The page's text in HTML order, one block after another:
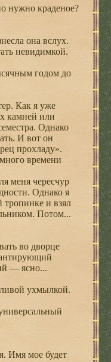
нужно краденое?
она вслух.
невидимкой.
годом до
Как я уже
камней или
Однако
И вот он
прохладу».
времени
меня чересчур
Однако я
тропинке и взял
Потом...
во дворце
— ясно...
ухмылкой.
Имя мое будет